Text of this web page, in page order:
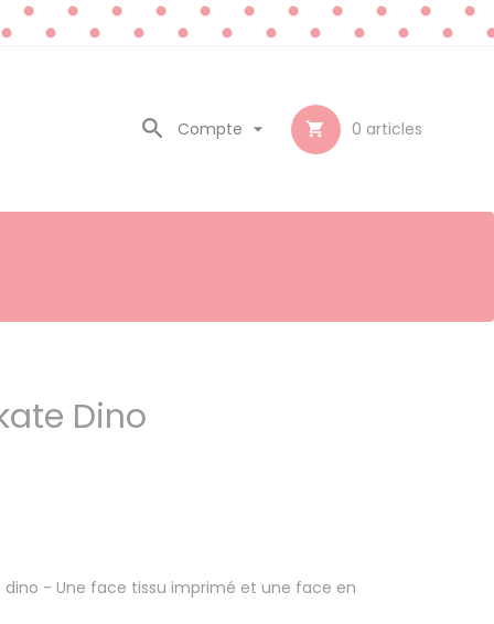
 0 articles
Compte 

Dino
dino - Une face tissu imprimé et une face en